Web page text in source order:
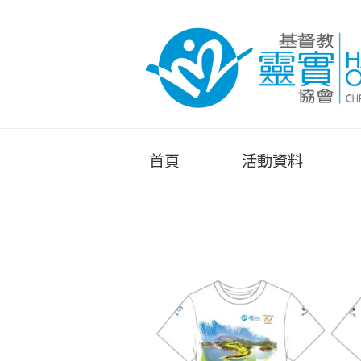
首頁 活動資料